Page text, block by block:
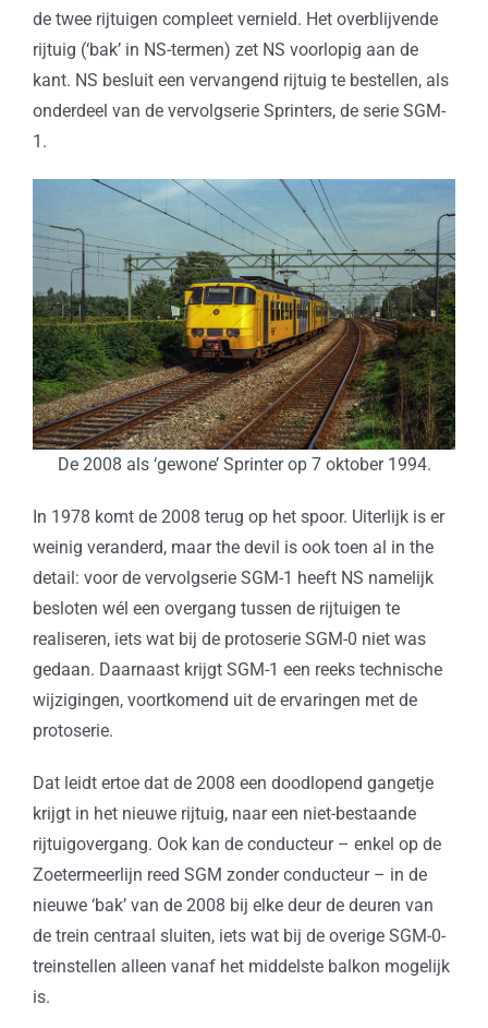
de twee rijtuigen compleet vernield. Het overblijvende
rijtuig (‘bak’ in NS-termen) zet NS voorlopig aan de
kant. NS besluit een vervangend rijtuig te bestellen, als
onderdeel van de vervolgserie Sprinters, de serie SGM-
1.
De 2008 als ‘gewone’ Sprinter op 7 oktober 1994.
In 1978 komt de 2008 terug op het spoor. Uiterlijk is er
weinig veranderd, maar the devil is ook toen al in the
detail: voor de vervolgserie SGM-1 heeft NS namelijk
besloten wél een overgang tussen de rijtuigen te
realiseren, iets wat bij de protoserie SGM-0 niet was
gedaan. Daarnaast krijgt SGM-1 een reeks technische
wijzigingen, voortkomend uit de ervaringen met de
protoserie.
Dat leidt ertoe dat de 2008 een doodlopend gangetje
krijgt in het nieuwe rijtuig, naar een niet-bestaande
rijtuigovergang. Ook kan de conducteur – enkel op de
Zoetermeerlijn reed SGM zonder conducteur – in de
nieuwe ‘bak’ van de 2008 bij elke deur de deuren van
de trein centraal sluiten, iets wat bij de overige SGM-0-
treinstellen alleen vanaf het middelste balkon mogelijk
is.